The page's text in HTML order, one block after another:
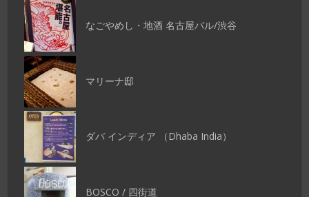
なごやめし・地酒 名古屋バル/渋谷
マリーナ邸
ダバ インディア （Dhaba India）
BOSCO / 四街道